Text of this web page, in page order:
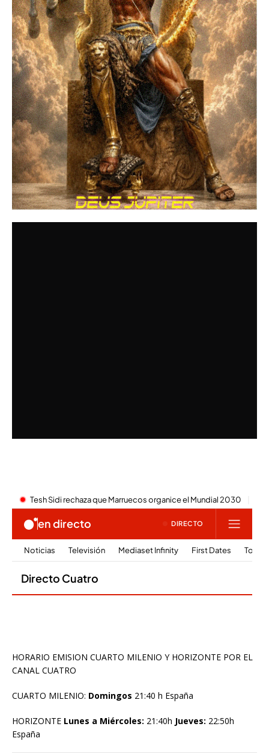
HORARIO EMISION CUARTO MILENIO Y HORIZONTE POR EL
CANAL CUATRO
CUARTO MILENIO: Domingos 21:40 h España
HORIZONTE Lunes a Miércoles: 21:40h Jueves: 22:50h
España